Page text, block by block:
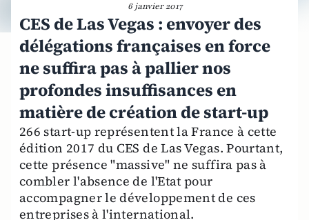
6 janvier 2017
CES de Las Vegas : envoyer des
délégations françaises en force
ne suffira pas à pallier nos
profondes insuffisances en
matière de création de start-up
266 start-up représentent la France à cette
édition 2017 du CES de Las Vegas. Pourtant,
cette présence "massive" ne suffira pas à
combler l'absence de l'Etat pour
accompagner le développement de ces
entreprises à l'international.